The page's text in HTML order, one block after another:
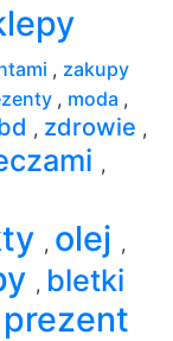
, zakupy
, moda ,
, zdrowie ,
,
, olej ,
, bletki
prezent